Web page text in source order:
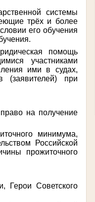
системы
трёх и более
его обучения
помощь
участниками
ими в судах,
(заявителей) при
на получение
минимума,
Российской
прожиточного
Герои Советского